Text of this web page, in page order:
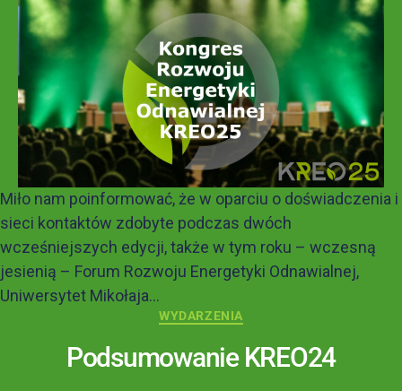
Miło nam poinformować, że w oparciu o doświadczenia i
sieci kontaktów zdobyte podczas dwóch
wcześniejszych edycji, także w tym roku – wczesną
jesienią – Forum Rozwoju Energetyki Odnawialnej,
Uniwersytet Mikołaja...
WYDARZENIA
Podsumowanie KREO24